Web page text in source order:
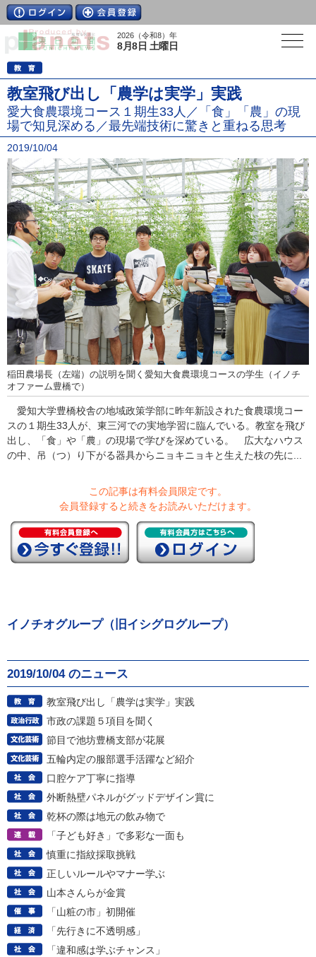
2026（令和8）年
8月8日 土曜日
教室飛び出し「農学は実学」実践
愛大食農環境コース１期生33人／「食」「農」の現
場で知見深める／最先端技術に驚きと重ねる思考
2019/10/04
稲田農場長（左端）の説明を聞く愛知大食農環境コースの学生（イノチ
オファーム豊橋で）
愛知大学豊橋校舎の地域政策学部に昨年新設された食農環境コー
スの１期生33人が、東三河での実地学習に臨んでいる。教室を飛び
出し、「食」や「農」の現場で学びを深めている。 広大なハウス
の中、吊（つ）り下がる器具からニョキニョキと生えた枝の先に...
この記事は有料会員限定です。
会員登録すると続きをお読みいただけます。
イノチオグループ（旧イシグログループ）
2019/10/04 のニュース
教室飛び出し「農学は実学」実践
市政の課題５項目を聞く
節目で池坊豊橋支部が花展
五輪内定の服部選手活躍など紹介
口腔ケア丁寧に指導
外断熱壁パネルがグッドデザイン賞に
乾杯の際は地元の飲み物で
「子ども好き」で多彩な一面も
慎重に指紋採取挑戦
正しいルールやマナー学ぶ
山本さんらが金賞
「山粧の市」初開催
「先行きに不透明感」
「違和感は学ぶチャンス」